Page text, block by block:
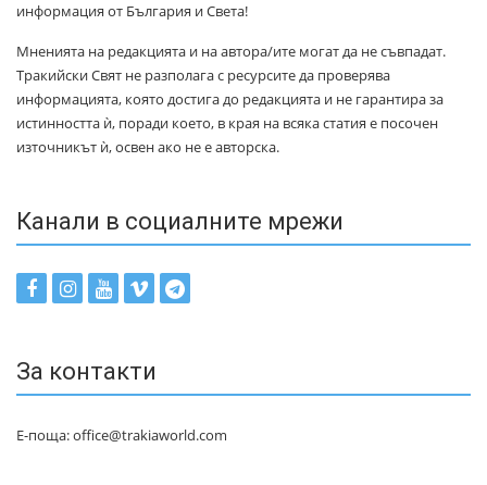
информация от България и Света!
Мненията на редакцията и на автора/ите могат да не съвпадат.
Тракийски Свят не разполага с ресурсите да проверява
информацията, която достига до редакцията и не гарантира за
истинността ѝ, поради което, в края на всяка статия е посочен
източникът ѝ, освен ако не е авторска.
Канали в социалните мрежи
За контакти
Е-поща: office@trakiaworld.com